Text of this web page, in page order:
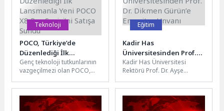
Teknoloji
POCO, Türkiye’de
Düzenlediği İlk
Lansmanla Yeni POCO X8
Pro Serisi’ni Satışa
Sundu
Genç teknoloji tutkunlarının
vazgeçilmezi olan POCO,
lansmanla yeni özelliklerle
donatılan POCO X8...
Eğitim
Kadir Has
Üniversitesinden Prof.
Dr. Dikmen Gürün’e
Emeritus Unvanı
Kadir Has Üniversitesi
Rektörü Prof. Dr. Ayşe
gerçekleştirilen törene
sanat, cemiyet ve...